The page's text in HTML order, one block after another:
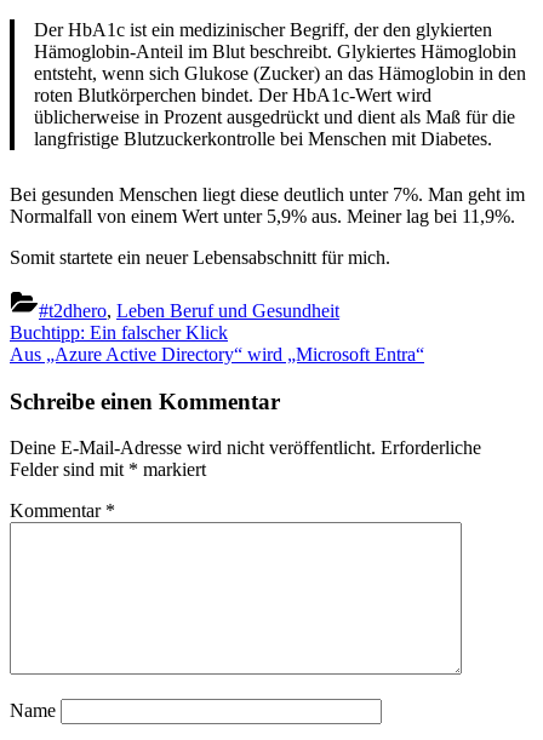
Der HbA1c ist ein medizinischer Begriff, der den glykierten
Hämoglobin-Anteil im Blut beschreibt. Glykiertes Hämoglobin
entsteht, wenn sich Glukose (Zucker) an das Hämoglobin in den
roten Blutkörperchen bindet. Der HbA1c-Wert wird
üblicherweise in Prozent ausgedrückt und dient als Maß für die
langfristige Blutzuckerkontrolle bei Menschen mit Diabetes.
Bei gesunden Menschen liegt diese deutlich unter 7%. Man geht im
Normalfall von einem Wert unter 5,9% aus. Meiner lag bei 11,9%.
Somit startete ein neuer Lebensabschnitt für mich.
#t2dhero, Leben Beruf und Gesundheit
Beitragsnavigation
Previous
Post:
Buchtipp: Ein falscher Klick
Next
Aus „Azure Active Directory“ wird „Microsoft Entra“
Schreibe einen Kommentar
Deine E-Mail-Adresse wird nicht veröffentlicht. Erforderliche
Felder sind mit * markiert
Kommentar *
Name